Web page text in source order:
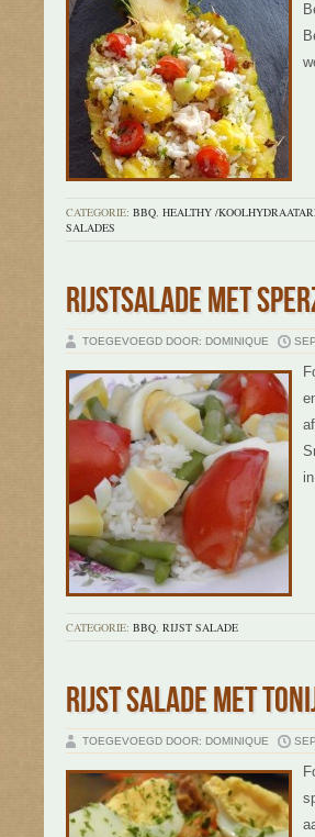
CATEGORIE: BBQ, HEALTHY /
SALADES
RIJSTSALADE MET
TOEGEVOEGD DOOR: DOMINIQUE
CATEGORIE: BBQ, RIJST SALADE
RIJST SALADE MET
TOEGEVOEGD DOOR: DOMINIQUE